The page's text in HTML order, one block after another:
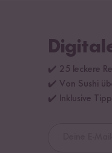
✔️ 25 leckere
✔️ Von Sushi
✔️ Inklusive